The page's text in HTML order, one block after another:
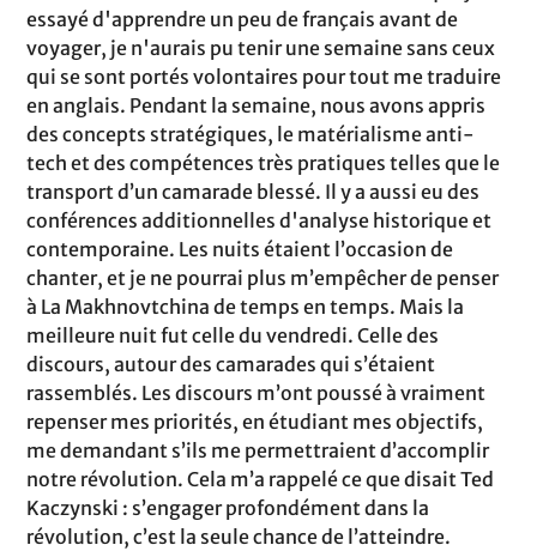
essayé d'apprendre un peu de français avant de
voyager, je n'aurais pu tenir une semaine sans ceux
qui se sont portés volontaires pour tout me traduire
en anglais. Pendant la semaine, nous avons appris
des concepts stratégiques, le matérialisme anti-
tech et des compétences très pratiques telles que le
transport d’un camarade blessé. Il y a aussi eu des
conférences additionnelles d'analyse historique et
contemporaine. Les nuits étaient l’occasion de
chanter, et je ne pourrai plus m’empêcher de penser
à La Makhnovtchina de temps en temps. Mais la
meilleure nuit fut celle du vendredi. Celle des
discours, autour des camarades qui s’étaient
rassemblés. Les discours m’ont poussé à vraiment
repenser mes priorités, en étudiant mes objectifs,
me demandant s’ils me permettraient d’accomplir
notre révolution. Cela m’a rappelé ce que disait Ted
Kaczynski : s’engager profondément dans la
révolution, c’est la seule chance de l’atteindre.